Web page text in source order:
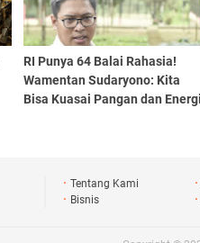
RI Punya 64 Balai Rahasia!
Wamentan Sudaryono: Kita
Bisa Kuasai Pangan dan Energi
Tentang Kami
Bisnis